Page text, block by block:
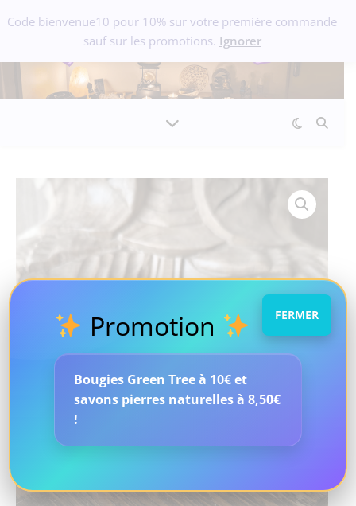
Code bienvenue10 pour 10% sur votre première commande
sauf sur les promotions. Ignorer
Promotion
Bougies Green Tree à 10€ et
savons pierres naturelles à 8,50€
!
FERMER